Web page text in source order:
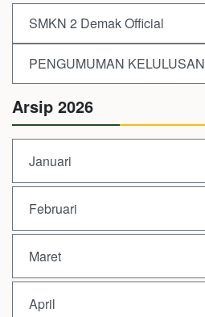
SMKN 2 Demak Official
PENGUMUMAN KELULUSAN
Arsip 2026
Januari
Februari
Maret
April